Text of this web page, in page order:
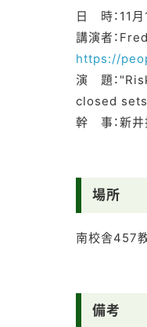
日 時：11月
講演者：
https://
演 題：
closed
幹 事：新井
場所
南校舎457
備考